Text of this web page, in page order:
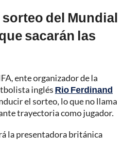
del Mundial
sacarán las
ente organizador de la
inglés Rio Ferdinand
el sorteo, lo que no llama
trayectoria como jugador.
la presentadora británica